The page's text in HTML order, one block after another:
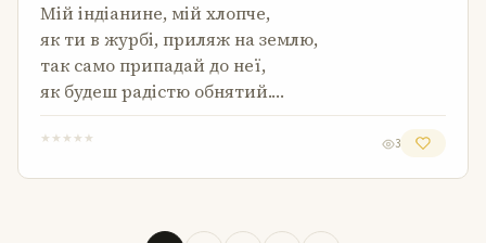
Мій індіанине, мій хлопче,
як ти в журбі, приляж на землю,
так само припадай до неї,
як будеш радістю обнятий.…
★ ★ ★ ★ ★ 3